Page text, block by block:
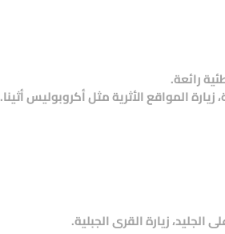
رائعة.
المواقع الأثرية مثل أكروبوليس أثينا.
زيارة القرى الجبلية.